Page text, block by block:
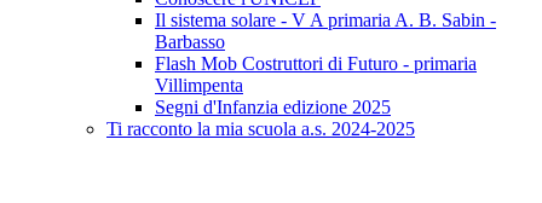
Il sistema solare - V A primaria A. B. Sabin -
Barbasso
Flash Mob Costruttori di Futuro - primaria
Villimpenta
Segni d'Infanzia edizione 2025
Ti racconto la mia scuola a.s. 2024-2025